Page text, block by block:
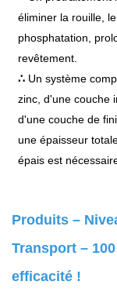
éliminer la rouille,
phosphatation,
revêtement.
∴ Un système
zinc, d'une couche
d'une couche de
une épaisseur
épais est
Produits –
Transport –
efficacité !